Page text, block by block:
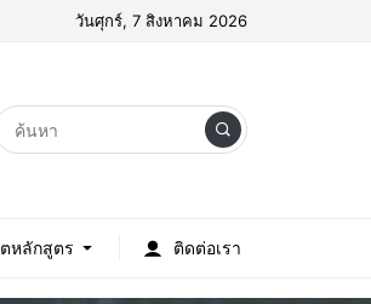
วันศุกร์, 7 สิงหาคม 2026
หลักสูตร ติดต่อเรา